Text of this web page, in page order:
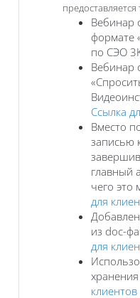
Вебинар
формате
по СЭО
Вебинар
Ссылка
Вместо
записью
главный
чего это
для
из doc-
для
клиентов